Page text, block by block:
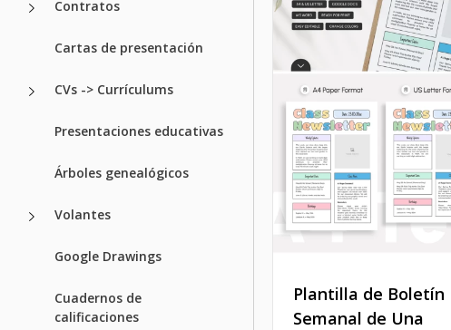
Contratos
Cartas de presentación
CVs -> Currículums
Presentaciones educativas
Árboles genealógicos
Volantes
Google Drawings
Cuadernos de
calificaciones
Plantilla de Boletín
Semanal de Una